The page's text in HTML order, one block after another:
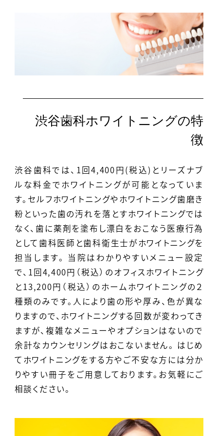
渋谷歯科ホワイトニングの特
徴
渋谷歯科では、1回4,400円(税込)とリーズナブ
ルな料金でホワイトニングが可能となっていま
す。セルフホワイトニングやホワイトニング歯磨き
粉といった歯の汚れを落とすホワイトニングでは
なく、歯に薬剤を塗布し漂白をおこなう医療行為
として歯科医師と歯科衛生士がホワイトニングを
担当します。 当院はわかりやすいメニュー設定
で、1回4,400円（税込）のオフィスホワイトニング
と 13,200円（税込）のホームホワイトニングの２
種類のみです。人により歯の形や厚み、色が異な
りますので、ホワイトニングする回数が変わってき
ますが、複雑なメニューやオプションはないので
余計なカウンセリングはおこないません。 はじめ
てホワイトニングをする方やご不安な方には分か
りやすい冊子をご用意しております。お気軽にご
相談ください。